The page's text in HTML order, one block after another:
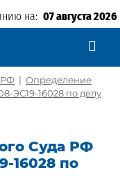
на: 07 августа 2026
РФ | Определение
ЭС19-16028 по делу
Суда РФ
16028 по